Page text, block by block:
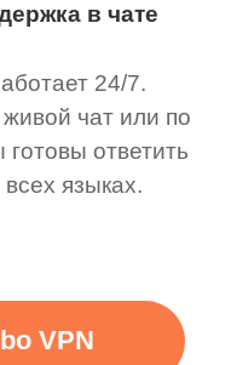
в чате
24/7.
чат или по
ответить
языках.
VPN